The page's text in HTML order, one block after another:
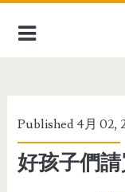
Published 4月 02,
好孩子們